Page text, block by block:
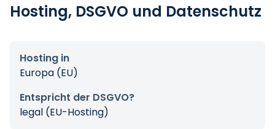
Hosting, DSGVO und Datenschutz
Hosting in
Europa (EU)
Entspricht der DSGVO?
legal (EU-Hosting)